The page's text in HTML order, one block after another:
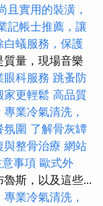
且實用的裝潢，
記帳士推薦，讓
白蟻服務，保護
量，現場音樂
眼科服務 跳蚤防
家更輕鬆 高品質
專業冷氣清洗，
氛圍 了解骨灰罈
與整骨治療 網站
事項 歐式外
斯，以及這些...
專業冷氣清洗，